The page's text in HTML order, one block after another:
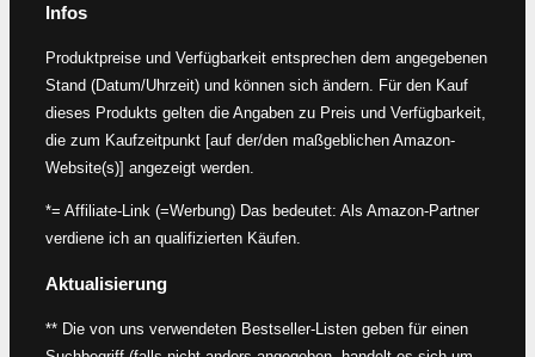
Infos
Produktpreise und Verfügbarkeit entsprechen dem angegebenen
Stand (Datum/Uhrzeit) und können sich ändern. Für den Kauf
dieses Produkts gelten die Angaben zu Preis und Verfügbarkeit,
die zum Kaufzeitpunkt [auf der/den maßgeblichen Amazon-
Website(s)] angezeigt werden.
*= Affiliate-Link (=Werbung) Das bedeutet: Als Amazon-Partner
verdiene ich an qualifizierten Käufen.
Aktualisierung
** Die von uns verwendeten Bestseller-Listen geben für einen